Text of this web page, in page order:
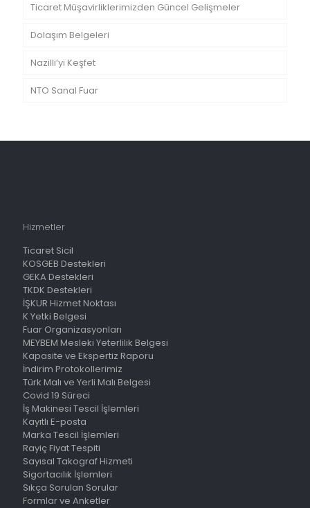
Ticaret Müşavirliklerimizden Güncel Gelişmeler
Dolaşım Belgeleri
Nazilli’yi Keşfet
NTO Sanal Fuar
Hizmetler
Ticaret Sicil
KOSGEB Destekleri
GEKA Destekleri
TKDK Destekleri
İŞKUR Hizmet Noktası
K Yetki Belgesi
Fuar Organizasyonları
MEYBEM Mesleki Yeterlilik Belgesi
Kapasite ve Ekspertiz Raporu
İndirim Protokollerimiz
Türk Malı ve Yerli Malı Belgesi
Covid 19 Süreci
İş Makinesi Tescil İşlemleri
Kayıtlı E-posta
Marka Tescil İşlemleri
Rayiç Fiyat Tespiti
Sayısal Takograf Hizmeti
Sigortacılık İşlemleri
Sıkça Sorulan Sorular
Formlar ve Anketler